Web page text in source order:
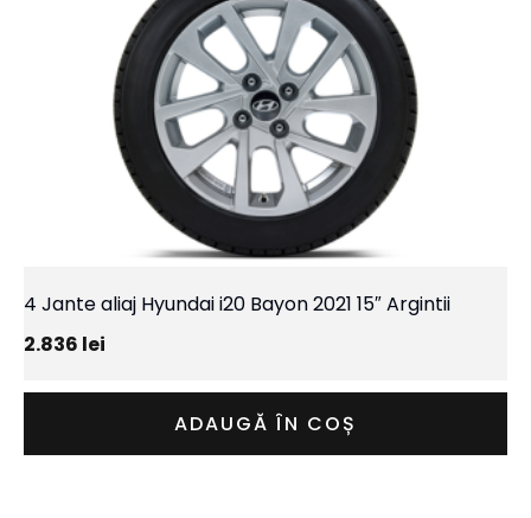
4 Jante aliaj Hyundai i20 Bayon 2021 15″ Argintii
2.836 lei
ADAUGĂ ÎN COȘ